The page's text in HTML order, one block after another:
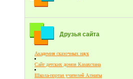
Друзья сайта
Академия сказочных наук
Сайт детских домов Казахстана
Школа-портал учителей Алматы